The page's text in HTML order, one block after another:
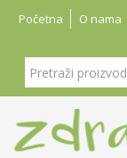
Početna O nama